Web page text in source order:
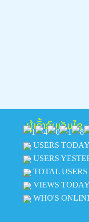
ຜູ້ເຂົ້າຊົມເວັບໄຊ
USERS
USERS
TOTAL USERS
VIEWS
WHO'S